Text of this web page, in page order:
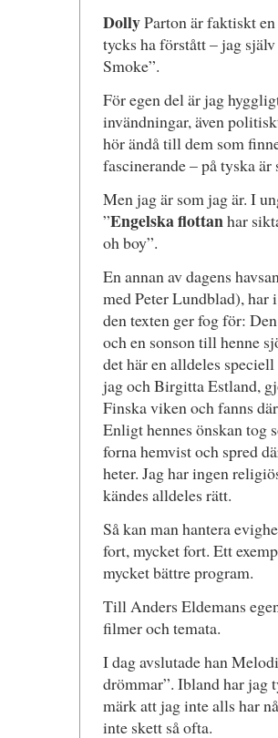
DollyParton är faktiskt en
tycks ha förstått – jag
Smoke”.
För egen del är jag
invändningar, även
hör ändå till dem som
fascinerande – på tyska
Men jag är som jag är. I
”Engelska flottanhar
oh boy”.
En annan av dagens
med Peter Lundblad),
den texten ger fog för:
och en sonson till henne
det här en alldeles
jag och Birgitta Estland,
Finska viken och fanns
Enligt hennes önskan tog
forna hemvist och spred
heter. Jag har ingen
kändes alldeles rätt.
Så kan man hantera
fort, mycket fort. Ett
mycket bättre program.
Till Anders Eldemans
filmer och temata.
I dag avslutade han
drömmar”. Ibland har jag
märk att jag inte alls har
inte skett så ofta.